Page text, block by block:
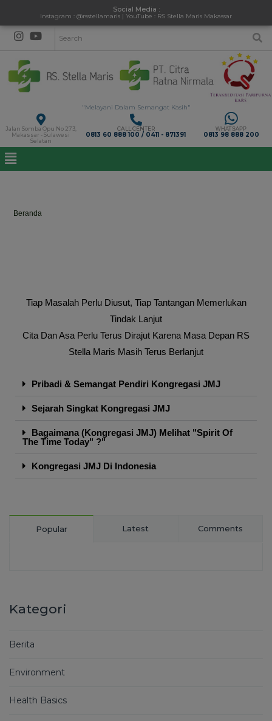
Social Media :
Instagram : @rsstellamaris | YouTube : RS Stella Maris Makassar
"Melayani Dalam Semangat Kasih"
Jalan Somba Opu No 273,
Makassar - Sulawesi
Selatan
CALL CENTER
0813 60 888 100 / 0411 - 871391
WHATSAPP
0813 98 888 200
Beranda
Tiap Masalah Perlu Diusut, Tiap Tantangan Memerlukan
Tindak Lanjut
Cita Dan Asa Perlu Terus Dirajut Karena Masa Depan RS
Stella Maris Masih Terus Berlanjut
Pribadi & Semangat Pendiri Kongregasi JMJ
Sejarah Singkat Kongregasi JMJ
Bagaimana (Kongregasi JMJ) Melihat "Spirit Of
The Time Today" ?"
Kongregasi JMJ Di Indonesia
Popular Latest Comments
Kategori
Berita
Environment
Health Basics